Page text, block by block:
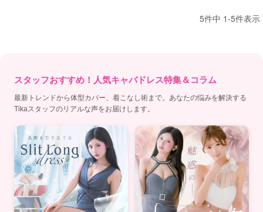
5件中 1-5件表示
スタッフおすすめ！人気キャバドレス特集＆コラム
最新トレンドから体型カバー、着こなし術まで。あなたの悩みを解決する
Tikaスタッフのリアルな声をお届けします。